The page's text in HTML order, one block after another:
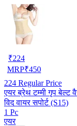
₹224
MRP₹450
224 Regular Price
एयर ब्रेथ टम्मी गृप बेल्ट
विद वायर सपोर्ट (S15)
1 Pc
एयर